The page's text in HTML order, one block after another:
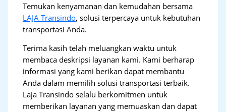
Temukan kenyamanan dan kemudahan bersama
LAJA Transindo, solusi terpercaya untuk kebutuhan
transportasi Anda.
Terima kasih telah meluangkan waktu untuk
membaca deskripsi layanan kami. Kami berharap
informasi yang kami berikan dapat membantu
Anda dalam memilih solusi transportasi terbaik.
Laja Transindo selalu berkomitmen untuk
memberikan layanan yang memuaskan dan dapat